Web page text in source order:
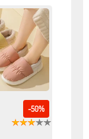
-50%